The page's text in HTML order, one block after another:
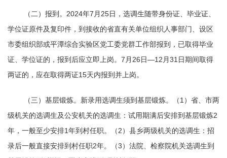
（二）报到。2024年7月25日，选调生随带身份证、毕业证、
学位证原件及复印件，到接收的省直有关单位组织人事部门、设区
市委组织部或平潭综合实验区党工委党群工作部报到，已取得毕业
证、学位证的，报到后应立即上岗。7月26日—12月31日期间取得
两证的，应在取得两证15天内报到并上岗。
（三）基层锻炼。新录用选调生须到基层锻炼。（1）省、市两
级机关的选调生及公安机关的选调生：试用期满后安排到基层锻炼2
年，一般至少安排1年到村任职。（2）县乡两级机关的选调生：招
录后一般直接安排到村任职2年。（3）法院、检察院机关选调生到